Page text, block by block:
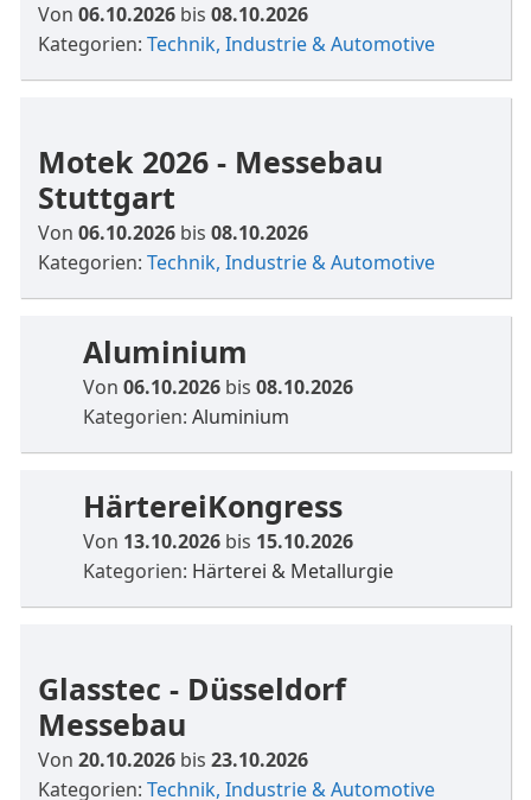
Von06.10.2026 bis08.10.2026
Kategorien:Technik, Industrie & Automotive
Motek 2026 - Messebau
Stuttgart
Von06.10.2026 bis08.10.2026
Kategorien:Technik, Industrie & Automotive
Aluminium
Von06.10.2026 bis08.10.2026
Kategorien:Aluminium
HärtereiKongress
Von 13.10.2026 bis 15.10.2026
Kategorien: Härterei & Metallurgie
Glasstec - Düsseldorf
Messebau
Von20.10.2026 bis23.10.2026
Kategorien:Technik, Industrie & Automotive